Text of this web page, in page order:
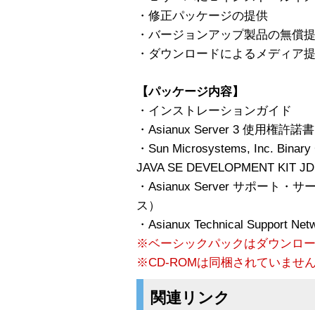
・修正パッケージの提供
・バージョンアップ製品の無償
・ダウンロードによるメディア
【パッケージ内容】
・インストレーションガイド
・Asianux Server 3 使用権許諾
・Sun Microsystems, Inc.
JAVA SE DEVELOPMENT KIT
・Asianux Server サポート・サ
ス）
・Asianux Technical Support
※ベーシックパックはダウンロ
※CD-ROMは同梱されていませ
関連リンク